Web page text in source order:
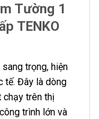
Tường 1
TENKO
trọng, hiện
tế. Đây là dòng
chạy trên thị
trình lớn và